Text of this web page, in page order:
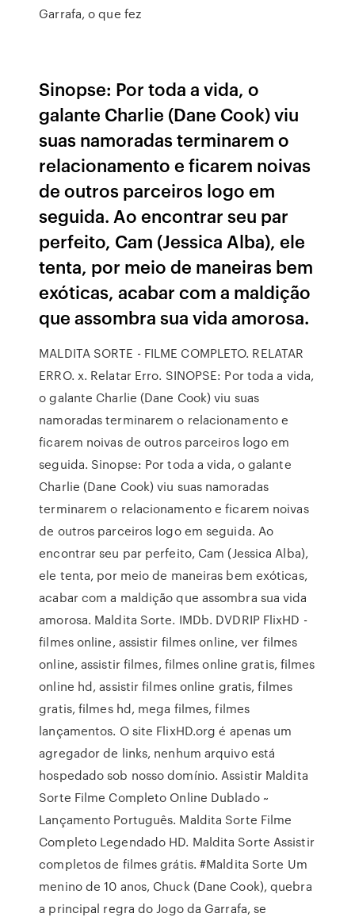
Garrafa, o que fez
Sinopse: Por toda a vida, o
galante Charlie (Dane Cook) viu
suas namoradas terminarem o
relacionamento e ficarem noivas
de outros parceiros logo em
seguida. Ao encontrar seu par
perfeito, Cam (Jessica Alba), ele
tenta, por meio de maneiras bem
exóticas, acabar com a maldição
que assombra sua vida amorosa.
MALDITA SORTE - FILME COMPLETO. RELATAR
ERRO. x. Relatar Erro. SINOPSE: Por toda a vida,
o galante Charlie (Dane Cook) viu suas
namoradas terminarem o relacionamento e
ficarem noivas de outros parceiros logo em
seguida. Sinopse: Por toda a vida, o galante
Charlie (Dane Cook) viu suas namoradas
terminarem o relacionamento e ficarem noivas
de outros parceiros logo em seguida. Ao
encontrar seu par perfeito, Cam (Jessica Alba),
ele tenta, por meio de maneiras bem exóticas,
acabar com a maldição que assombra sua vida
amorosa. Maldita Sorte. IMDb. DVDRIP FlixHD -
filmes online, assistir filmes online, ver filmes
online, assistir filmes, filmes online gratis, filmes
online hd, assistir filmes online gratis, filmes
gratis, filmes hd, mega filmes, filmes
lançamentos. O site FlixHD.org é apenas um
agregador de links, nenhum arquivo está
hospedado sob nosso domínio. Assistir Maldita
Sorte Filme Completo Online Dublado ~
Lançamento Português. Maldita Sorte Filme
Completo Legendado HD. Maldita Sorte Assistir
completos de filmes grátis. #Maldita Sorte Um
menino de 10 anos, Chuck (Dane Cook), quebra
a principal regra do Jogo da Garrafa, se